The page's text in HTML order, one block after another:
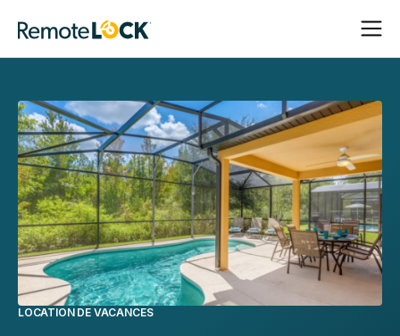
Page
d'accueil
Ouvrir
Fermer
LOCATION DE VACANCES